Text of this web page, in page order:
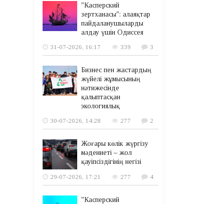
"Касперский
зертханасы": алаяқтар
пайдаланушыларды
алдау үшін Одиссея
31-07-2026, 16:17
339 3
Бизнес пен жастардың
жүйелі жұмысының
нәтижесінде
қалыптасқан
экологиялық
30-07-2026, 14:28
277 2
Жоғары көлік жүргізу
мәдениеті – жол
қауіпсіздігінің негізі
29-07-2026, 17:21
277 4
"Касперский